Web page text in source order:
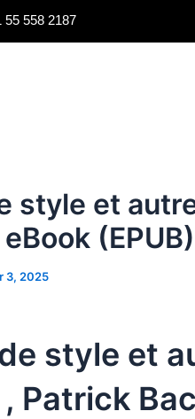
55 558 2187
style et
(EPUB)
3, 2025
style et
Patrick